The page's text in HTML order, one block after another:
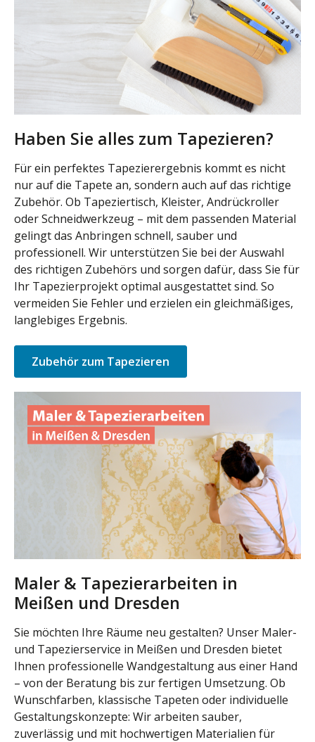
Haben Sie alles zum Tapezieren?
Für ein perfektes Tapezierergebnis kommt es nicht
nur auf die Tapete an, sondern auch auf das richtige
Zubehör. Ob Tapeziertisch, Kleister, Andrückroller
oder Schneidwerkzeug – mit dem passenden Material
gelingt das Anbringen schnell, sauber und
professionell. Wir unterstützen Sie bei der Auswahl
des richtigen Zubehörs und sorgen dafür, dass Sie für
Ihr Tapezierprojekt optimal ausgestattet sind. So
vermeiden Sie Fehler und erzielen ein gleichmäßiges,
langlebiges Ergebnis.
Zubehör zum Tapezieren
Maler & Tapezierarbeiten in
Meißen und Dresden
Sie möchten Ihre Räume neu gestalten? Unser Maler-
und Tapezierservice in Meißen und Dresden bietet
Ihnen professionelle Wandgestaltung aus einer Hand
– von der Beratung bis zur fertigen Umsetzung. Ob
Wunschfarben, klassische Tapeten oder individuelle
Gestaltungskonzepte: Wir arbeiten sauber,
zuverlässig und mit hochwertigen Materialien für